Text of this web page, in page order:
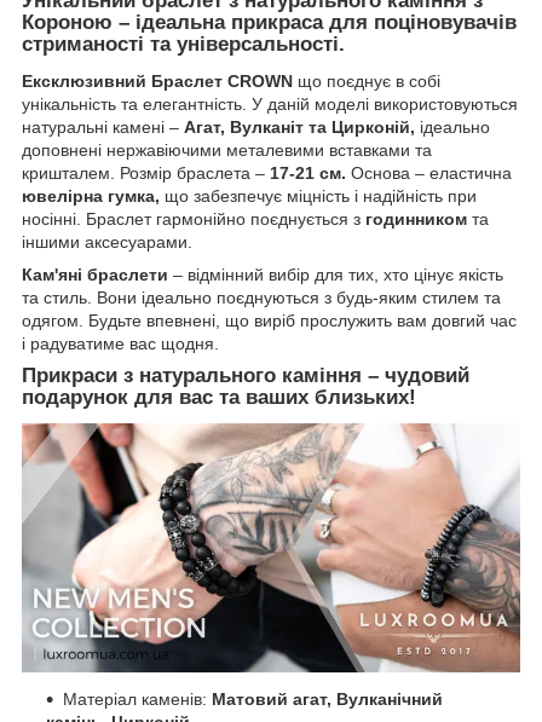
Короною – ідеальна прикраса для поціновувачів
стриманості та універсальності.
Ексклюзивний Браслет CROWN що поєднує в собі
унікальність та елегантність. У даній моделі використовуються
натуральні камені – Агат, Вулканіт та Цирконій, ідеально
доповнені нержавіючими металевими вставками та
кришталем. Розмір браслета – 17-21 см. Основа – еластична
ювелірна гумка, що забезпечує міцність і надійність при
носінні. Браслет гармонійно поєднується з годинником та
іншими аксесуарами.
Кам'яні браслети – відмінний вибір для тих, хто цінує якість
та стиль. Вони ідеально поєднуються з будь-яким стилем та
одягом. Будьте впевнені, що виріб прослужить вам довгий час
і радуватиме вас щодня.
Прикраси з натурального каміння – чудовий
подарунок для вас та ваших близьких!
Матеріал каменів: Матовий агат, Вулканічний